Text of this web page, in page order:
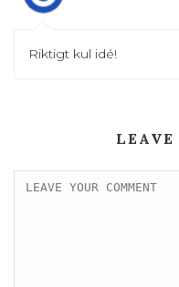
Riktigt kul idé!